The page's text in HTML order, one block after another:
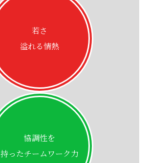
若さ
溢れる情熱
協調性を
持ったチームワーク力